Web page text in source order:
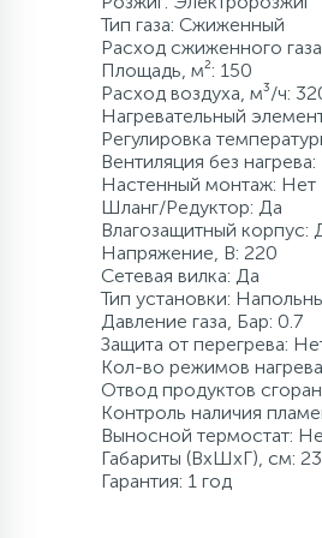
Компрессорно-
конденсаторные
блоки
Аксессуары
Тип газа: Сжиженный
Расход сжиженного
Площадь, м²: 150
Расход воздуха, м³/ч:
Нагревательный
Регулировка
Вентиляция без
Настенный монтаж: Нет
Шланг/Редуктор: Да
Влагозащитный корпус:
Напряжение, В: 220
Сетевая вилка: Да
Тип установки:
Давление газа, Бар: 0.7
Защита от перегрева:
Кол-во режимов
Отвод продуктов
Контроль наличия
Выносной термостат:
Габариты (ВхШхГ), см:
Гарантия: 1 год